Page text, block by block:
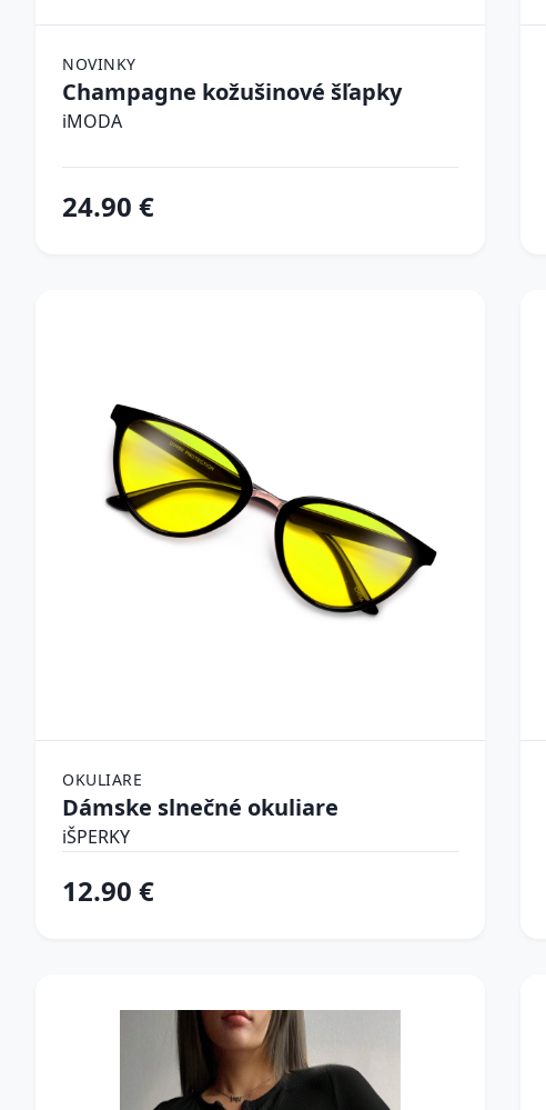
NOVINKY
Champagne kožušinové šľapky
iMODA
24.90 €
OKULIARE
Dámske slnečné okuliare
iŠPERKY
12.90 €